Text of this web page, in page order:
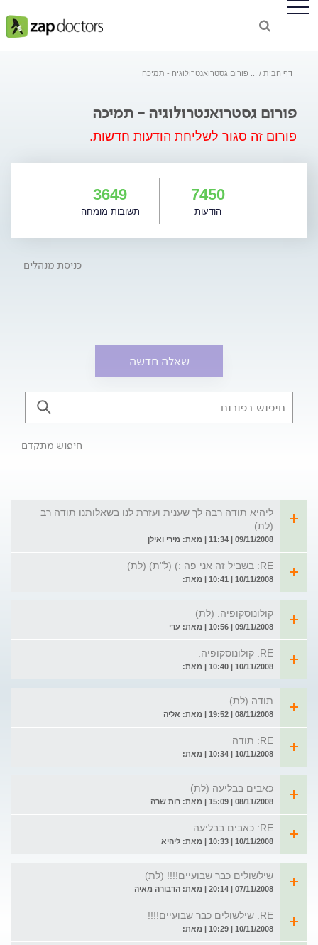
דף הבית פורום גסטרואנטרולוגיה - תמיכה
פורום גסטרואנטרולוגיה - תמיכה
פורום זה סגור לשליחת הודעות חדשות.
7450
הודעות
3649
תשובות מומחה
כניסת מנהלים
שאלה חדשה
חיפוש מתקדם
ליהיא תודה רבה לך שענית ועזרת לנו בשאלותנו תודה רב
(לת)
09/11/2008 | 11:34 | מאת: מירי ואילן
RE: בשביל זה אני פה :) (ל"ת) (לת)
10/11/2008 | 10:41 | מאת:
קולונוסקופיה. (לת)
09/11/2008 | 10:56 | מאת: עדי
RE: קולונוסקופיה.
10/11/2008 | 10:40 | מאת:
תודה (לת)
08/11/2008 | 19:52 | מאת: אליה
RE: תודה
10/11/2008 | 10:34 | מאת:
כאבים בבליעה (לת)
08/11/2008 | 15:09 | מאת: רות שרה
RE: כאבים בבליעה
10/11/2008 | 10:33 | מאת: ליהיא
שילשולים כבר שבועיים!!!! (לת)
07/11/2008 | 20:14 | מאת: הדבורה מאיה
RE: שילשולים כבר שבועיים!!!!
10/11/2008 | 10:29 | מאת: